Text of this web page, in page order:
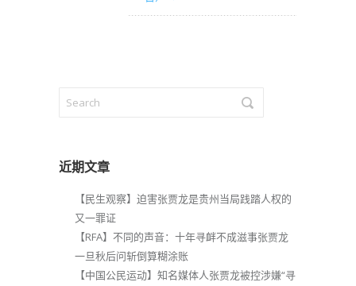
近期文章
【民生观察】迫害张贾龙是贵州当局践踏人权的
又一罪证
【RFA】不同的声音：十年寻衅不成滋事张贾龙
一旦秋后问斩倒算糊涂账
【中国公民运动】知名媒体人张贾龙被控涉嫌“寻